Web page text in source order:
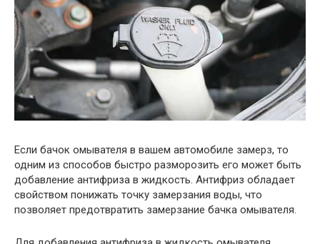
Если бачок омывателя в вашем автомобиле замерз, то
одним из способов быстро разморозить его может быть
добавление антифриза в жидкость. Антифриз обладает
свойством понижать точку замерзания воды, что
позволяет предотвратить замерзание бачка омывателя.